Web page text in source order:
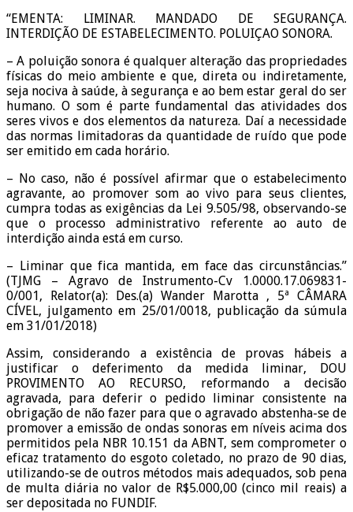
“EMENTA: LIMINAR. MANDADO DE SEGURANÇA.
INTERDIÇÃO DE ESTABELECIMENTO. POLUIÇAO SONORA.
– A poluição sonora é qualquer alteração das propriedades
físicas do meio ambiente e que, direta ou indiretamente,
seja nociva à saúde, à segurança e ao bem estar geral do ser
humano. O som é parte fundamental das atividades dos
seres vivos e dos elementos da natureza. Daí a necessidade
das normas limitadoras da quantidade de ruído que pode
ser emitido em cada horário.
– No caso, não é possível afirmar que o estabelecimento
agravante, ao promover som ao vivo para seus clientes,
cumpra todas as exigências da Lei 9.505/98, observando-se
que o processo administrativo referente ao auto de
interdição ainda está em curso.
– Liminar que fica mantida, em face das circunstâncias.”
(TJMG – Agravo de Instrumento-Cv 1.0000.17.069831-
0/001, Relator(a): Des.(a) Wander Marotta , 5ª CÂMARA
CÍVEL, julgamento em 25/01/0018, publicação da súmula
em 31/01/2018)
Assim, considerando a existência de provas hábeis a
justificar o deferimento da medida liminar, DOU
PROVIMENTO AO RECURSO, reformando a decisão
agravada, para deferir o pedido liminar consistente na
obrigação de não fazer para que o agravado abstenha-se de
promover a emissão de ondas sonoras em níveis acima dos
permitidos pela NBR 10.151 da ABNT, sem comprometer o
eficaz tratamento do esgoto coletado, no prazo de 90 dias,
utilizando-se de outros métodos mais adequados, sob pena
de multa diária no valor de R$5.000,00 (cinco mil reais) a
ser depositada no FUNDIF.